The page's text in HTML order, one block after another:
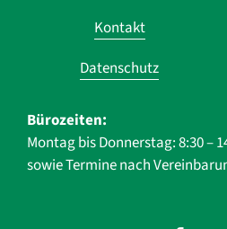
Kontakt
Datenschutz
Bürozeiten:
Montag bis Donnerstag: 8:30 –
sowie Termine nach